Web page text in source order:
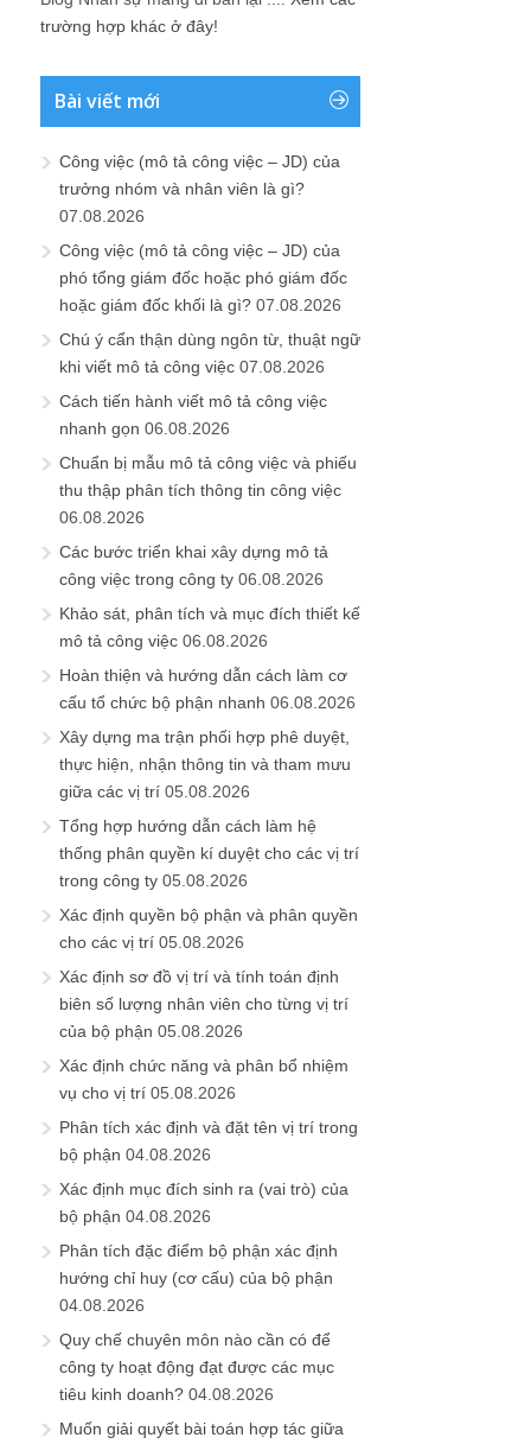
trường hợp khác ở đây!
Bài viết mới
Công việc (mô tả công việc – JD) của
trưởng nhóm và nhân viên là gì?
07.08.2026
Công việc (mô tả công việc – JD) của
phó tổng giám đốc hoặc phó giám đốc
hoặc giám đốc khối là gì? 07.08.2026
Chú ý cẩn thận dùng ngôn từ, thuật ngữ
khi viết mô tả công việc 07.08.2026
Cách tiến hành viết mô tả công việc
nhanh gọn 06.08.2026
Chuẩn bị mẫu mô tả công việc và phiếu
thu thập phân tích thông tin công việc
06.08.2026
Các bước triển khai xây dựng mô tả
công việc trong công ty 06.08.2026
Khảo sát, phân tích và mục đích thiết kế
mô tả công việc 06.08.2026
Hoàn thiện và hướng dẫn cách làm cơ
cấu tổ chức bộ phận nhanh 06.08.2026
Xây dựng ma trận phối hợp phê duyệt,
thực hiện, nhận thông tin và tham mưu
giữa các vị trí 05.08.2026
Tổng hợp hướng dẫn cách làm hệ
thống phân quyền kí duyệt cho các vị trí
trong công ty 05.08.2026
Xác định quyền bộ phận và phân quyền
cho các vị trí 05.08.2026
Xác định sơ đồ vị trí và tính toán định
biên số lượng nhân viên cho từng vị trí
của bộ phận 05.08.2026
Xác định chức năng và phân bổ nhiệm
vụ cho vị trí 05.08.2026
Phân tích xác định và đặt tên vị trí trong
bộ phận 04.08.2026
Xác định mục đích sinh ra (vai trò) của
bộ phận 04.08.2026
Phân tích đặc điểm bộ phận xác định
hướng chỉ huy (cơ cấu) của bộ phận
04.08.2026
Quy chế chuyên môn nào cần có để
công ty hoạt động đạt được các mục
tiêu kinh doanh? 04.08.2026
Muốn giải quyết bài toán hợp tác giữa